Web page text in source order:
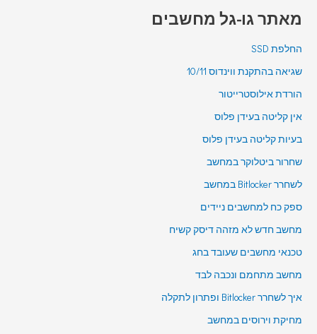
מאתר גו-גל מחשבים
החלפת SSD
שגיאה בהתקנת ווינדוס 10/11
הורדת אילוסטרייטור
אין קליטה בעידן פלוס
בעיות קליטה בעידן פלוס
שחרור ביטלוקר במחשב
לשחרר Bitlocker במחשב
ספק כח למחשבים ניידים
מחשב חדש לא מזהה דיסק קשיח
טכנאי מחשבים שעובד בחג
מחשב מתחמם ונכבה לבד
איך לשחרר Bitlocker ופתרון לתקלה
מחיקת וירוסים במחשב